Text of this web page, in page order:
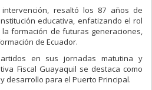
resaltó los 87 años de
educativa, enfatizando el rol
formación de futuras generaciones,
de Ecuador.
en sus jornadas matutina y
Fiscal Guayaquil se destaca como
desarrollo para el Puerto Principal.